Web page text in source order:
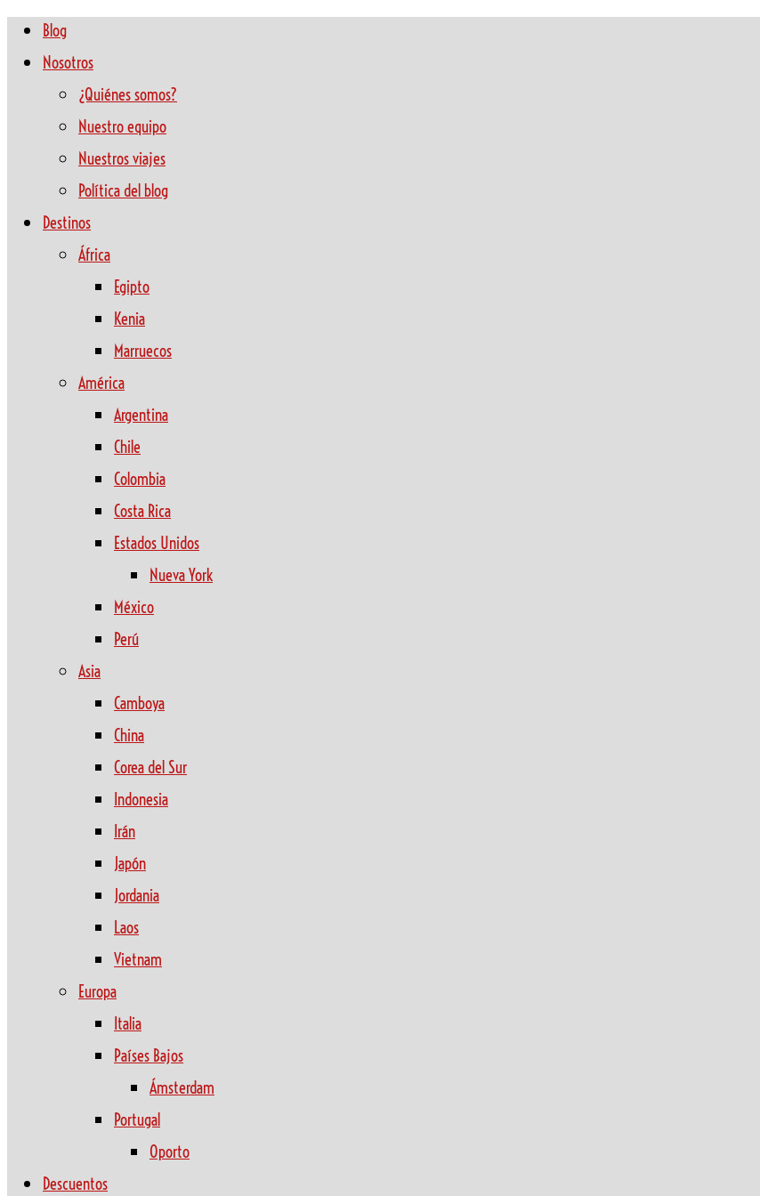
Blog
Nosotros
¿Quiénes somos?
Nuestro equipo
Nuestros viajes
Política del blog
Destinos
África
Egipto
Kenia
Marruecos
América
Argentina
Chile
Colombia
Costa Rica
Estados Unidos
Nueva York
México
Perú
Asia
Camboya
China
Corea del Sur
Indonesia
Irán
Japón
Jordania
Laos
Vietnam
Europa
Italia
Países Bajos
Ámsterdam
Portugal
Oporto
Descuentos